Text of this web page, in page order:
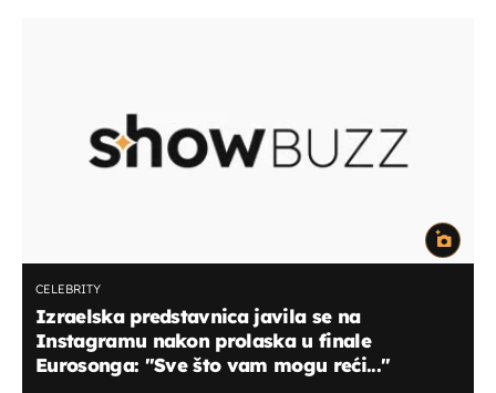
CELEBRITY
Izraelska predstavnica javila se na
Instagramu nakon prolaska u finale
Eurosonga: ''Sve što vam mogu reći...''